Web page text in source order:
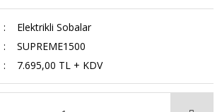
Elektrikli Sobalar
SUPREME1500
7.695,00 TL + KDV